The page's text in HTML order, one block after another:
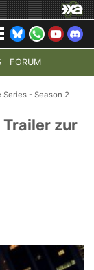
FORUM
HALO:
Series - Season 2
Trailer zur